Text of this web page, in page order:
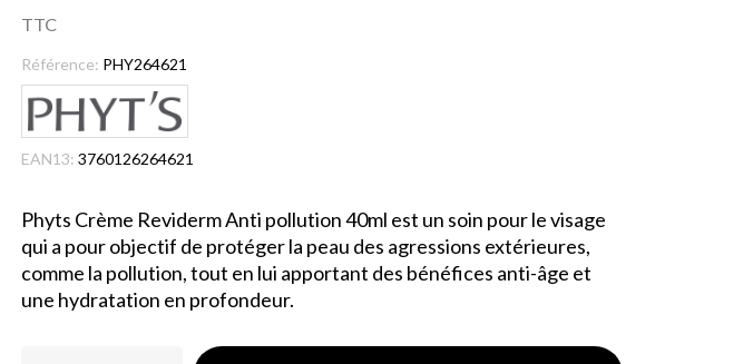
TTC
Référence: PHY264621
EAN13: 3760126264621
Phyts Crème Reviderm Anti pollution 40ml est un soin pour le visage
qui a pour objectif de protéger la peau des agressions extérieures,
comme la pollution, tout en lui apportant des bénéfices anti-âge et
une hydratation en profondeur.